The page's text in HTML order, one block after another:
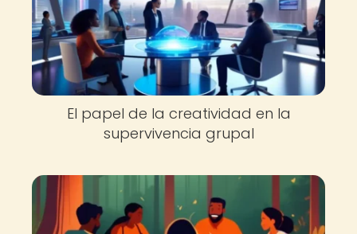
El papel de la creatividad en la
supervivencia grupal